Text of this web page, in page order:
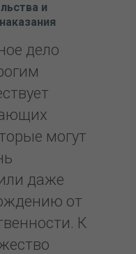
и
дело
могут
даже
от
К